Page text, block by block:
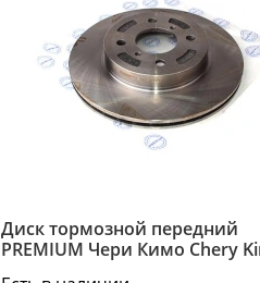
Диск тормозной передний
PREMIUM Чери Кимо Chery